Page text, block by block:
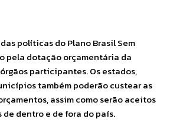
políticas do Plano Brasil Sem
pela dotação orçamentária da
participantes. Os estados,
também poderão custear as
assim como serão aceitos
de dentro e de fora do país.